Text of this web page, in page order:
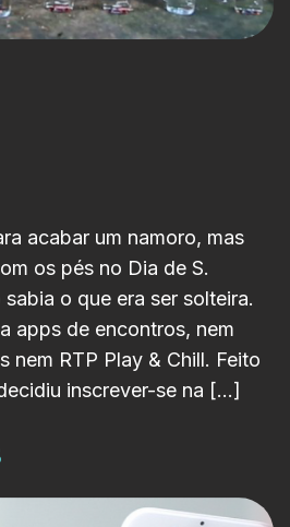
acabar um namoro, mas
os pés no Dia de S.
o que era ser solteira.
apps de encontros, nem
nem RTP Play & Chill. Feito
inscrever-se na […]